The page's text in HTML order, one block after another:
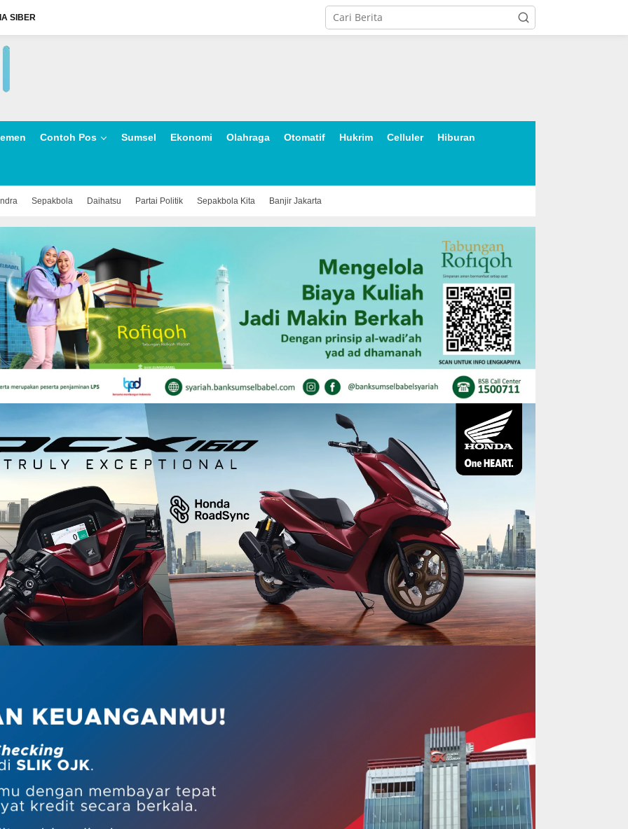
SIBER
Contoh Pos Sumsel Ekonomi Olahraga Otomatif Hukrim Celluler Hiburan
Sepakbola Daihatsu Partai Politik Sepakbola Kita Banjir Jakarta